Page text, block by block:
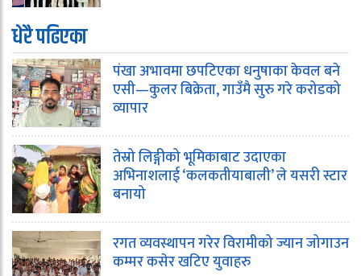
धेरै पढिएका
पंखा अभावमा छपटिएका धनुषाका केवल बने
एसी—कुलर बिक्रेता, गाउँमै सुरु गरे करोडको
व्यापार
तेस्रो लिङ्गीको भूमिकाबाट उदाएका
अभिनाशलाई ‘कलकतीयाबाली’ ले यसरी स्टार
बनायो
रगत व्यवस्थापन गरेर विरामीको ज्यान जोगाउन
कम्मर कसेर खटिए युवाहरु